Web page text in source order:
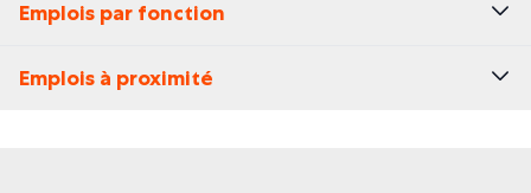
Emplois par fonction
Emplois à proximité